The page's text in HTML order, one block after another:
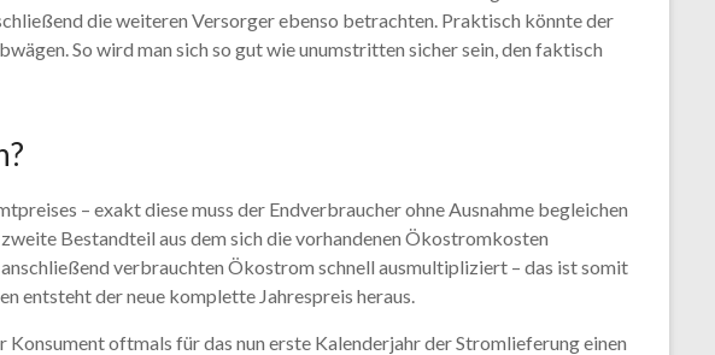
die weiteren Versorger ebenso betrachten. Praktisch könnte der
So wird man sich so gut wie unumstritten sicher sein, den faktisch
– exakt diese muss der Endverbraucher ohne Ausnahme begleichen
Bestandteil aus dem sich die vorhandenen Ökostromkosten
verbrauchten Ökostrom schnell ausmultipliziert – das ist somit
entsteht der neue komplette Jahrespreis heraus.
oftmals für das nun erste Kalenderjahr der Stromlieferung einen